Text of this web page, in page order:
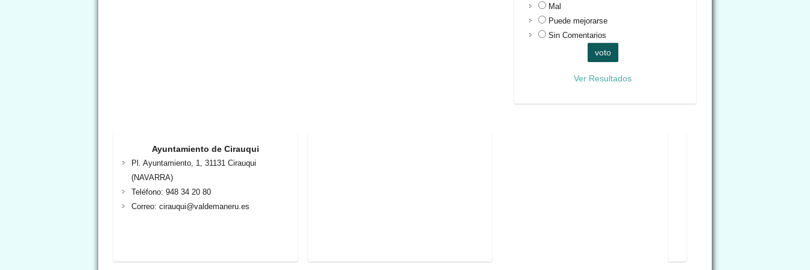
Mal
Puede mejorarse
Sin Comentarios
Ver Resultados
Ayuntamiento de Cirauqui
Pl. Ayuntamiento, 1, 31131 Cirauqui
(NAVARRA)
Teléfono: 948 34 20 80
Correo: cirauqui@valdemaneru.es